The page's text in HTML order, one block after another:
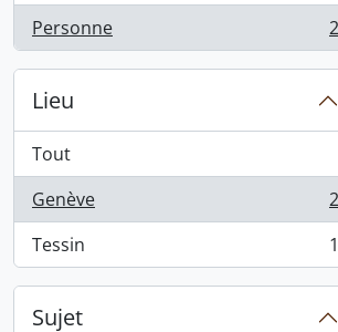
Personne
, 2 résultats 2
Lieu
Tout
Genève
, 2 résultats
2
Tessin
, 1 résultats 1
Sujet